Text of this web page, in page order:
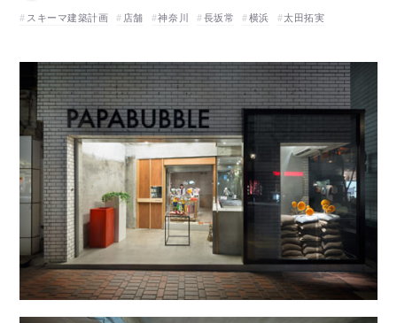
スキーマ建築計画
店舗 神奈川 長坂常 横浜 太田拓実